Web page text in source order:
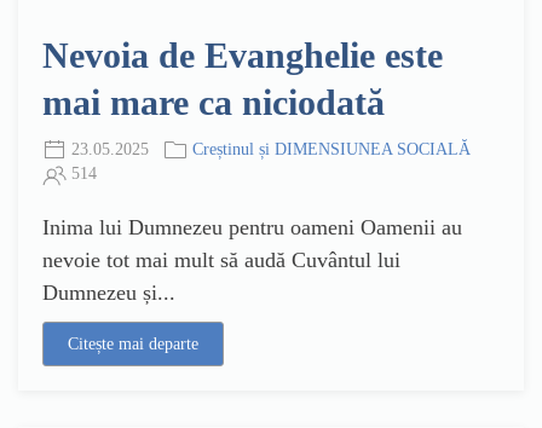
Nevoia de Evanghelie este
mai mare ca niciodată
23.05.2025
Creștinul și DIMENSIUNEA SOCIALĂ
514
Inima lui Dumnezeu pentru oameni Oamenii au
nevoie tot mai mult să audă Cuvântul lui
Dumnezeu și...
Citește mai departe